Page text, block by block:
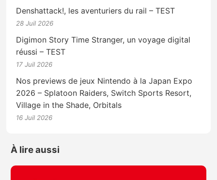
Denshattack!, les aventuriers du rail – TEST
28 Juil 2026
Digimon Story Time Stranger, un voyage digital
réussi – TEST
17 Juil 2026
Nos previews de jeux Nintendo à la Japan Expo
2026 – Splatoon Raiders, Switch Sports Resort,
Village in the Shade, Orbitals
16 Juil 2026
À lire aussi